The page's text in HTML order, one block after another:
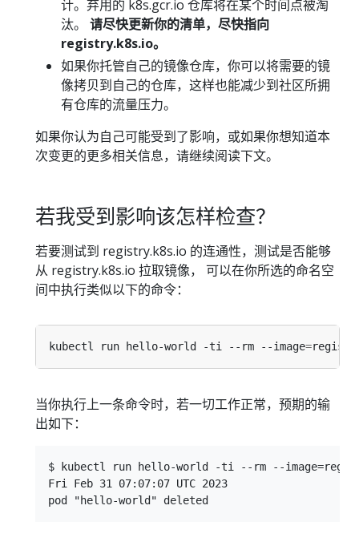
计。弃用的 k8s.gcr.io 仓库将在某个时间点被淘
汰。 请尽快更新你的清单，尽快指向
registry.k8s.io。
如果你托管自己的镜像仓库，你可以将需要的镜
像拷贝到自己的仓库，这样也能减少到社区所拥
有仓库的流量压力。
如果你认为自己可能受到了影响，或如果你想知道本
次变更的更多相关信息，请继续阅读下文。
若我受到影响该怎样检查？
若要测试到 registry.k8s.io 的连通性，测试是否能够
从 registry.k8s.io 拉取镜像， 可以在你所选的命名空
间中执行类似以下的命令：
kubectl run hello-world -ti --rm --image=
当你执行上一条命令时，若一切工作正常，预期的输
出如下：
$ kubectl run hello-world -ti --rm --
Fri Feb 31 07:07:07 UTC 2023